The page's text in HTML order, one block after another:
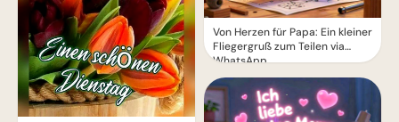
Von Herzen für Papa: Ein kleiner
Fliegergruß zum Teilen via
WhatsApp